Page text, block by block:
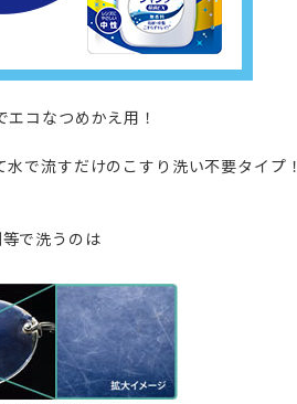
コなつめかえ用！
で流すだけのこすり洗い不要タイプ！
で洗うのは